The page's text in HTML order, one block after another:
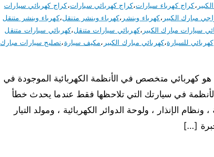
،كراج كهرباء سيارات،كراج كهربائي سيارات،كراج كهربائي سيارات
مبارك الكبير ،كهرباء وبنشر ،كهرباء وبنشر متنقل،كهرباء وبنشر متنقل
سيارات مبارك الكبير ،كهربائي سيارات متنقل،كهربائي سيارات متنقل
كهربائي للسيارة،كهربائي مبارك الكبير ،مكيف سيارة،نصليح سيارات مبارك
هو كهربائي متخصص في الأنظمة الكهربائية الموجودة في
في سيارتك التي تلاحظها فقط عندما يحدث خطأ
الإنذار ، ولوحة الدوائر الكهربائية ، ومولد التيار
[…]